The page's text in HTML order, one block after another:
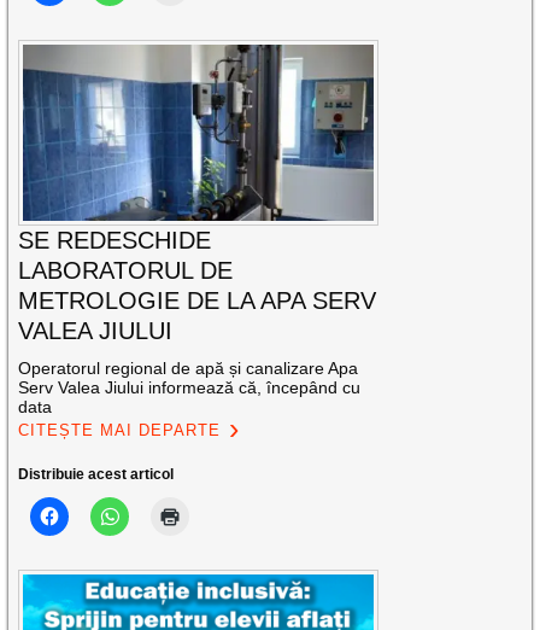
SE REDESCHIDE
LABORATORUL DE
METROLOGIE DE LA APA SERV
VALEA JIULUI
Operatorul regional de apă și canalizare Apa
Serv Valea Jiului informează că, începând cu
data
CITEȘTE MAI DEPARTE
Distribuie acest articol